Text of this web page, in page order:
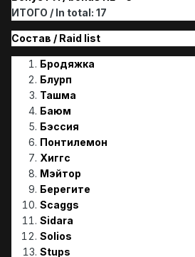
ИТОГО / In total: 17
Состав / Raid list
Бродяжка
Блурп
Ташма
Баюм
Бэссия
Понтилемон
Хиггс
Мэйтор
Берегите
Scaggs
Sidara
Solios
Stups